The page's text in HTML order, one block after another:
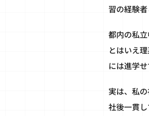
習の経験
都内の私
とはいえ
には進学
実は、私
社後一貫